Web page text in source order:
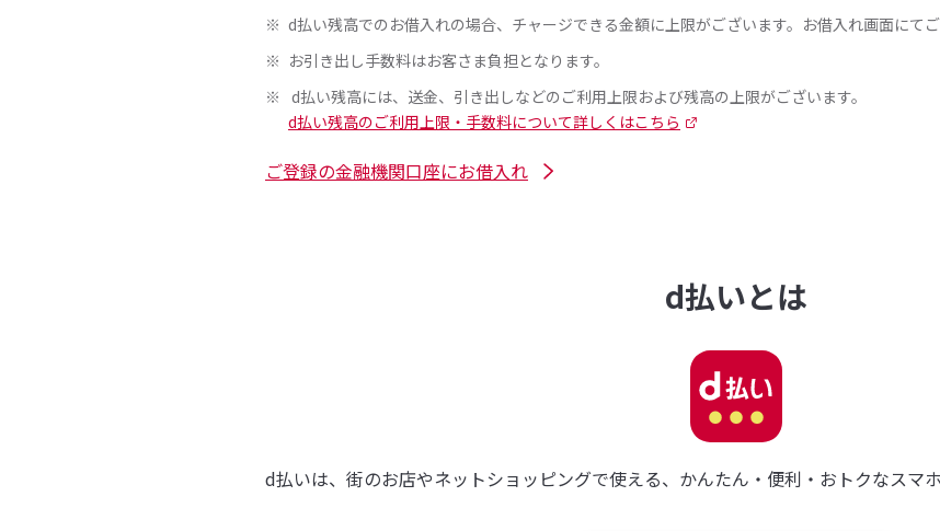
d払い残高でのお借入れの場合、チャージできる金額に上限がございます。お借入れ画面にてご
お引き出し手数料はお客さま負担となります。
d払い残高には、送金、引き出しなどのご利用上限および残高の上限がございます。
d払い残高のご利用上限・手数料について詳しくはこちら
ご登録の金融機関口座にお借入れ
d払いとは
d払いは、街のお店やネットショッピングで使える、かんたん・便利・おトクなスマホ